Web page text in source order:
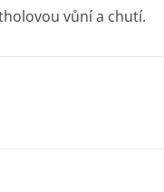
vůní a chutí.